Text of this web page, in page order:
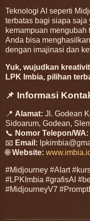
Teknologi AI seperti
terbatas bagi siapa
kemampuan mengubah
Anda bisa
dengan imajinasi dan
Yuk, wujudkan
LPK Imbia, pilihan
📌 Informasi
📍 Alamat: Jl. Godean
Sidoarum, Godean,
📞 Nomor Telepon/WA:
📧 Email:
🌐Website:
#Midjourney #AIart
#LPKImbia #grafisAI
#MidjourneyV7